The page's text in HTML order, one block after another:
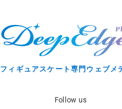
フィギュアスケート専門ウェブメ
Follow us